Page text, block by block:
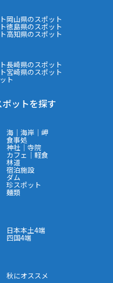
岡山県のスポット
徳島県のスポット
高知県のスポット
長崎県のスポット
宮崎県のスポット
ト
ットを探す
海｜海岸｜岬
食事処
神社｜寺院
カフェ｜軽食
林道
宿泊施設
ダム
珍スポット
麺類
日本本土4端
四国4端
秋にオススメ